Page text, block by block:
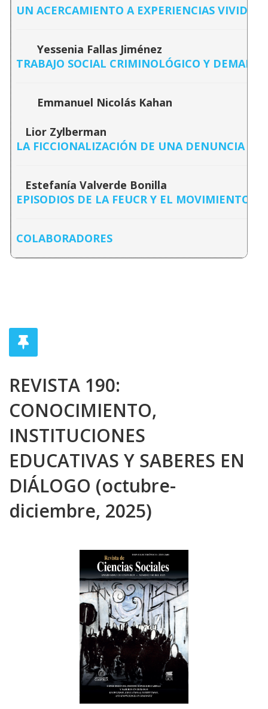
UN ACERCAMIENTO A EXPERIENCIAS
Yessenia Fallas Jiménez
TRABAJO SOCIAL CRIMINOLÓGICO Y
Emmanuel Nicolás Kahan
Lior Zylberman
LA FICCIONALIZACIÓN DE UNA DENUNCIA
Estefanía Valverde Bonilla
EPISODIOS DE LA FEUCR Y EL MOVIMIENTO
COLABORADORES
REVISTA 190:
CONOCIMIENTO,
INSTITUCIONES
EDUCATIVAS Y SABERES EN
DIÁLOGO (octubre-
diciembre, 2025)